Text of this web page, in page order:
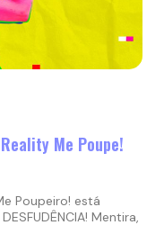
Me Poupe!
Poupeiro! está
Mentira,